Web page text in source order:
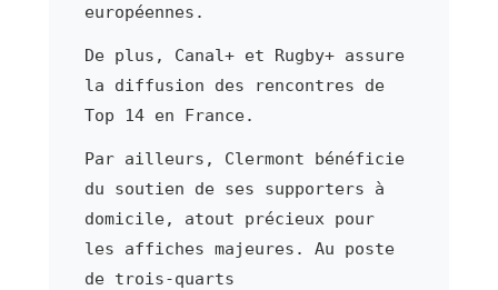
européennes.
De plus, Canal+ et Rugby+ assure
la diffusion des rencontres de
Top 14 en France.
Par ailleurs, Clermont bénéficie
du soutien de ses supporters à
domicile, atout précieux pour
les affiches majeures. Au poste
de trois-quarts